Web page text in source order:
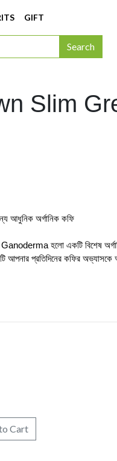
GIFT
Search
Slim
আধুনিক অর্গানিক কফি
হলো একটি বিশেষ অর্গানিক
প্রতিদিনের কফির অভ্যাসকে
Cart